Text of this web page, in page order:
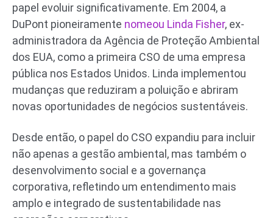
papel evoluir significativamente. Em 2004, a
DuPont pioneiramente nomeou Linda Fisher, ex-
administradora da Agência de Proteção Ambiental
dos EUA, como a primeira CSO de uma empresa
pública nos Estados Unidos. Linda implementou
mudanças que reduziram a poluição e abriram
novas oportunidades de negócios sustentáveis.
Desde então, o papel do CSO expandiu para incluir
não apenas a gestão ambiental, mas também o
desenvolvimento social e a governança
corporativa, refletindo um entendimento mais
amplo e integrado de sustentabilidade nas